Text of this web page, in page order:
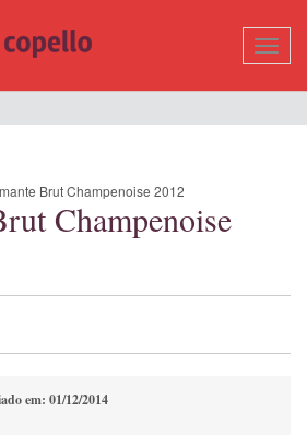
Brut Champenoise 2012
Champenoise
em: 01/12/2014